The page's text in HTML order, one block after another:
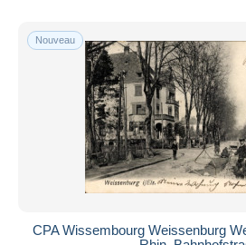
Uniquement en réduction
Livraison gratuite
Méthodes de paiement
PayPal
Virement bancaire
Visa
Mastercard
iDeal
Nouveau
CPA Wissembourg Weissenburg